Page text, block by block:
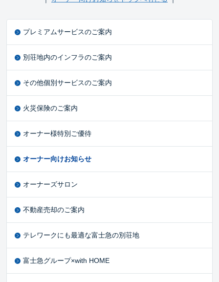
プレミアムサービスのご案内
別荘地内のインフラのご案内
その他個別サービスのご案内
火災保険のご案内
オーナー様特別ご優待
オーナー向けお知らせ
オーナーズサロン
不動産売却のご案内
テレワークにも最適な富士急の別荘地
富士急グループ×with HOME